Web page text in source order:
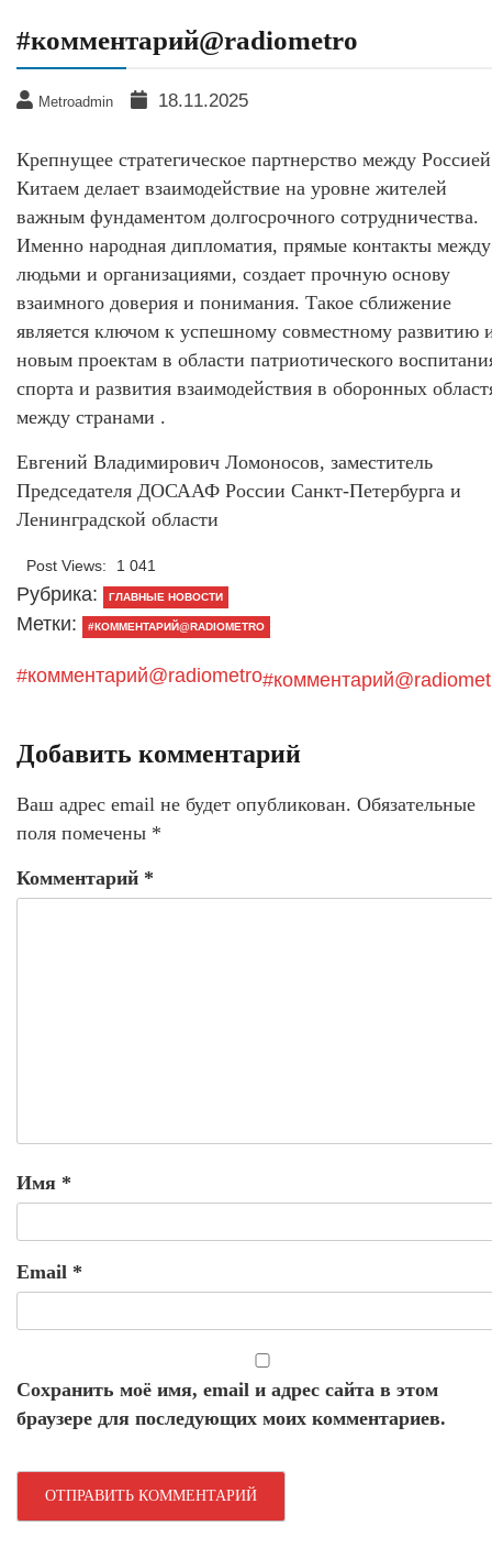
#комментарий@radiometro
Metroadmin 18.11.2025
Крепнущее стратегическое партнерство между
Китаем делает взаимодействие на уровне жителей
важным фундаментом долгосрочного сотрудничества.
Именно народная дипломатия, прямые контакты между
людьми и организациями, создает прочную основу
взаимного доверия и понимания. Такое сближение
является ключом к успешному совместному развитию
новым проектам в области патриотического
спорта и развития взаимодействия в оборонных
между странами .
Евгений Владимирович Ломоносов, заместитель
Председателя ДОСААФ России Санкт-Петербурга и
Ленинградской области
Post Views: 1 041
Рубрика: ГЛАВНЫЕ НОВОСТИ
Метки: #КОММЕНТАРИЙ@RADIOMETRO
#комментарий@radiometro
Добавить комментарий
Ваш адрес email не будет опубликован. Обязательные
поля помечены *
Комментарий *
Имя *
Email *
Сохранить моё имя, email и адрес сайта в этом
браузере для последующих моих комментариев.